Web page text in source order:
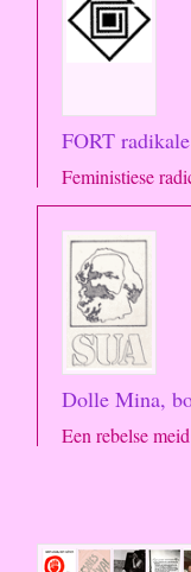
FORT
Feministiese
Dolle Mina,
Een rebelse